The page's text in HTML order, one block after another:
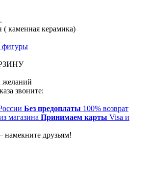
( каменная керамика)
желаний
звоните:
Без предоплаты 100% возврат
магазина Принимаем карты Visa и
друзьям!